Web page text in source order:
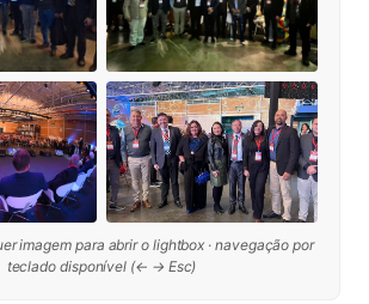
imagem para abrir o lightbox · navegação por
teclado disponível (← → Esc)